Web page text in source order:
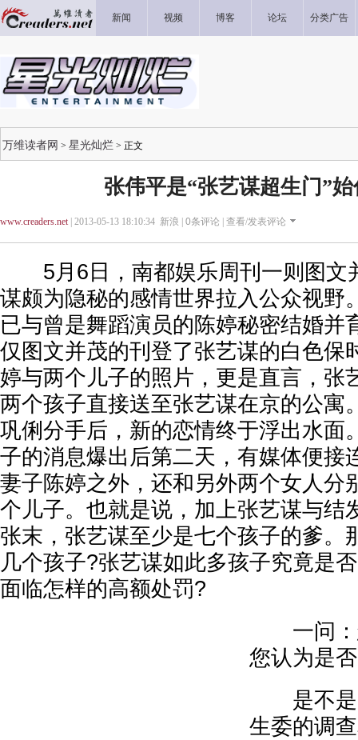
新闻 视频 博客 论坛 分类广告
万维读者网 > 星光灿烂 > 正文
张伟平是“张艺谋超生门”
www.creaders.net| 2013-05-13 18:10:34 新浪 | 0条评论 | 查看/发表评论
5月6日，南都娱乐周刊一则图文
谋颇为隐秘的感情世界拉入公众视野
已与曾是舞蹈演员的陈婷秘密结婚并
仅图文并茂的刊登了张艺谋的白色保
婷与两个儿子的照片，更是直言，张
两个孩子直接送至张艺谋在京的公寓
巩俐分手后，新的恋情终于浮出水面
子的消息爆出后第二天，有媒体便接
妻子陈婷之外，还和另外两个女人分
个儿子。也就是说，加上张艺谋与结
张末，张艺谋至少是七个孩子的爹。
几个孩子?张艺谋如此多孩子究竟是
面临怎样的高额处罚?
一问：
您认为是
是不是
生委的调